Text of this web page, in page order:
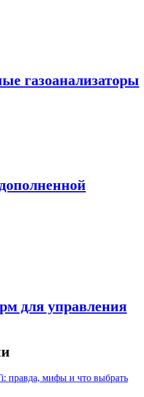
газоанализаторы
для управления
правда, мифы и что выбрать